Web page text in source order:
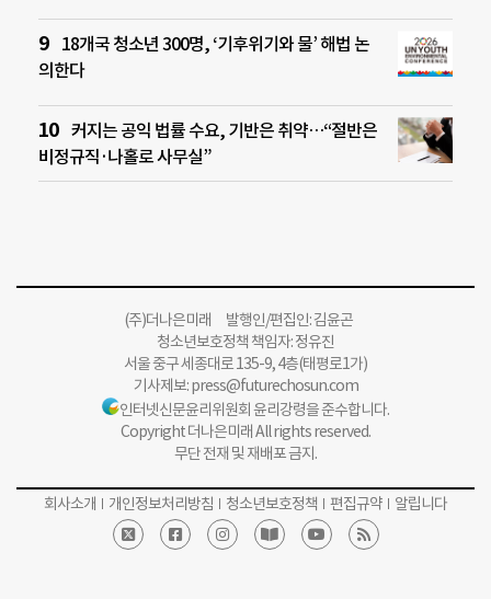
18개국 청소년 300명, ‘기후위기와 물’ 해법 논
의한다
커지는 공익 법률 수요, 기반은 취약…“절반은
비정규직·나홀로 사무실”
(주)더나은미래 발행인/편집인: 김윤곤
청소년보호정책 책임자: 정유진
서울 중구 세종대로 135-9, 4층(태평로1가)
기사제보:press@futurechosun.com
인터넷신문윤리위원회 윤리강령을 준수합니다.
Copyright 더나은미래 All rights reserved.
무단 전재 및 재배포 금지.
회사소개 개인정보처리방침 청소년보호정책 편집규약 알립니다